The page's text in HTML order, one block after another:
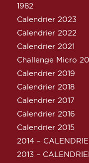
1982
Calendrier 2023
Calendrier 2022
Calendrier 2021
Challenge Micro
Calendrier 2019
Calendrier 2018
Calendrier 2017
Calendrier 2016
Calendrier 2015
2014 –
2013 –